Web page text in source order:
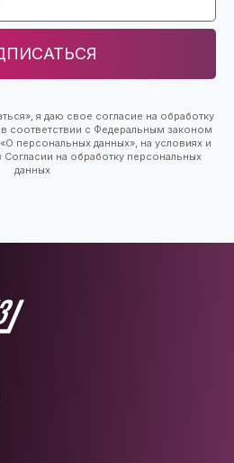
я даю свое согласие на обработку
соответствии с Федеральным законом
персональных данных», на условиях и
Согласии на обработку персональных
данных